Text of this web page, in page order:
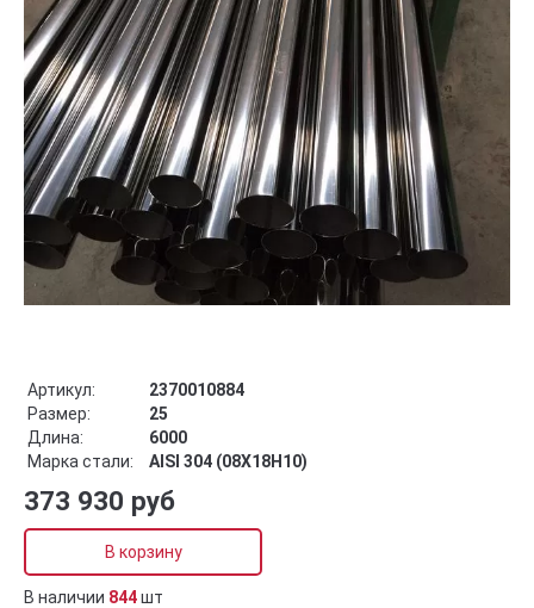
Артикул:
2370010884
Размер:
25
Длина:
6000
Марка стали:
AISI 304 (08Х18Н10)
373 930 руб
В корзину
В наличии 844шт